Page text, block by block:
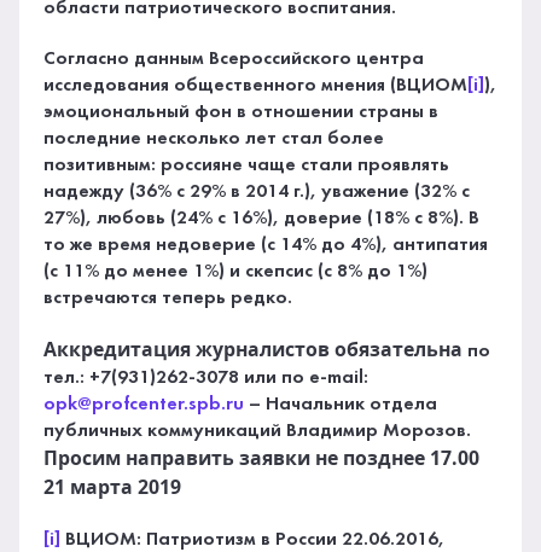
области патриотического воспитания.
Согласно данным Всероссийского центра
исследования общественного мнения (ВЦИОМ [i] ),
эмоциональный фон в отношении страны в
последние несколько лет стал более
позитивным: россияне чаще стали проявлять
надежду (36% с 29% в 2014 г.), уважение (32% с
27%), любовь (24% с 16%), доверие (18% с 8%). В
то же время недоверие (с 14% до 4%), антипатия
(с 11% до менее 1%) и скепсис (с 8% до 1%)
встречаются теперь редко.
Аккредитация журналистов обязательна по
тел.: +7(931)262-3078 или по e-mail:
opk@profcenter.spb.ru – Начальник отдела
публичных коммуникаций Владимир Морозов.
Просим направить заявки не позднее 17.00
21 марта 2019
[i]
ВЦИОМ: Патриотизм в России 22.06.2016,